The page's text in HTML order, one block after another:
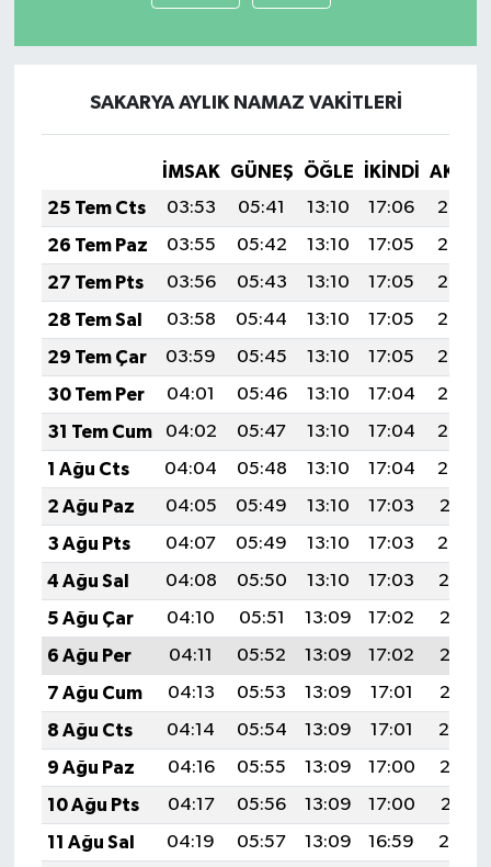
SAKARYA AYLIK NAMAZ VAKITLERI
İMSAK GÜNEŞ ÖĞLE İKINDI
25 Tem Cts
03:53 05:41 13:10 17:06
20:29
26 Tem Paz
03:55 05:42 13:10 17:05
20:28
27 Tem Pts
03:56 05:43 13:10 17:05
20:27
28 Tem Sal
03:58 05:44 13:10 17:05
20:26
29 Tem Çar
03:59 05:45 13:10 17:05
20:25
30 Tem Per
04:01 05:46 13:10 17:04
20:24
31 Tem Cum
04:02 05:47 13:10 17:04
20:23
1 Ağu Cts
04:04 05:48 13:10 17:04
20:22
2 Ağu Paz
04:05 05:49 13:10 17:03
20:21
3 Ağu Pts
04:07 05:49 13:10 17:03
20:20
4 Ağu Sal
04:08 05:50 13:10 17:03
20:19
5 Ağu Çar
04:10 05:51 13:09 17:02
20:17
6 Ağu Per
04:11 05:52 13:09 17:02
20:16
7 Ağu Cum
04:13 05:53 13:09 17:01
20:15
8 Ağu Cts
04:14 05:54 13:09 17:01
20:14
9 Ağu Paz
04:16 05:55 13:09 17:00
20:13
10 Ağu Pts
04:17 05:56 13:09 17:00
20:11
11 Ağu Sal
04:19 05:57 13:09 16:59
20:10